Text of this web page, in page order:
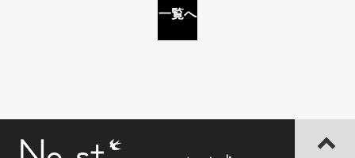
一覧へ